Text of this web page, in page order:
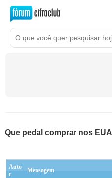
Que pedal comprar nos EUA
Auto
r
Mensagem